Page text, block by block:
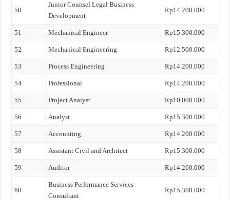
50
Junior Counsel Legal Business
Development
Rp14.200.000
51 Mechanical Engineer Rp15.300.000
52 Mechanical Engineering Rp12.500.000
53 Process Engineering Rp14.200.000
54 Professional Rp14.200.000
55 Project Analyst Rp10.000.000
56 Analyst Rp15.300.000
57 Accounting Rp14.200.000
58 Assistant Civil and Architect Rp15.300.000
59 Auditor Rp14.200.000
60
Business Performance Services
Consultant
Rp15.300.000